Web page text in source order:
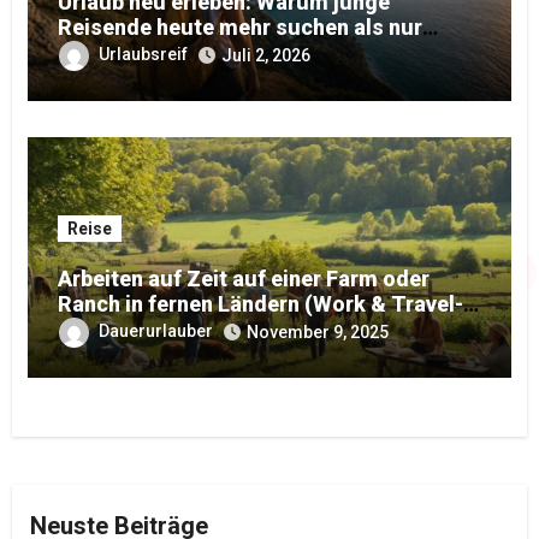
Reisende heute mehr suchen als nur
Erholung
Urlaubsreif Juli 2, 2026
Reise
Arbeiten auf Zeit auf einer Farm oder
Ranch in fernen Ländern (Work & Travel-
Edition)Dauerurlauber November 9, 2025
Neuste Beiträge